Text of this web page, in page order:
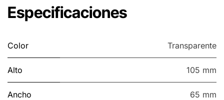
Especificaciones
Color Transparente
Alto 105 mm
Ancho 65 mm